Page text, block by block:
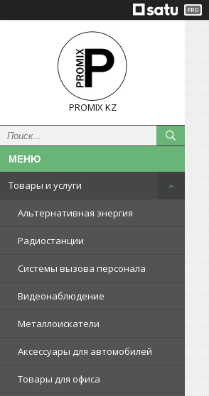
PROMIX KZ
Товары и услуги
Альтернативная энергия
Радиостанции
Системы вызова персонала
Видеонаблюдение
Металлоискатели
Аксессуары для автомобилей
Товары для офиса